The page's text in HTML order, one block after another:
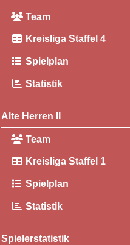
Team
Kreisliga Staffel 4
Spielplan
Statistik
Alte Herren II
Team
Kreisliga Staffel 1
Spielplan
Statistik
Spielerstatistik